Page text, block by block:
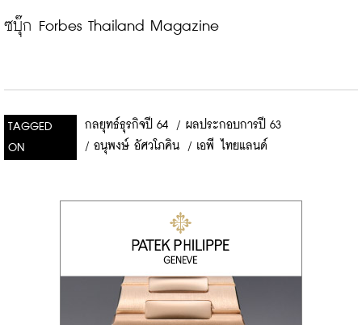
ซบุ๊ก Forbes Thailand Magazine
TAGGED
ON
กลยุทธ์ธุรกิจปี 64 / ผลประกอบการปี 63
/ อนุพงษ์ อัศวโภคิน / เอพี ไทยแลนด์